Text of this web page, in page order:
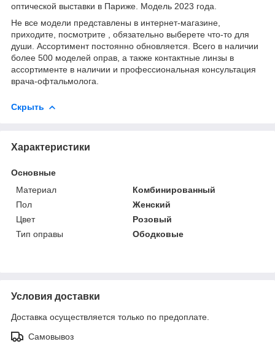
оптической выставки в Париже. Модель 2023 года.
Не все модели представлены в интернет-магазине,
приходите, посмотрите , обязательно выберете что-то для
души. Ассортимент постоянно обновляется. Всего в наличии
более 500 моделей оправ, а также контактные линзы в
ассортименте в наличии и профессиональная консультация
врача-офтальмолога.
Скрыть
Характеристики
Основные
Материал
Комбинированный
Пол
Женский
Цвет
Розовый
Тип оправы
Ободковые
Условия доставки
Доставка осуществляется только по предоплате.
Самовывоз